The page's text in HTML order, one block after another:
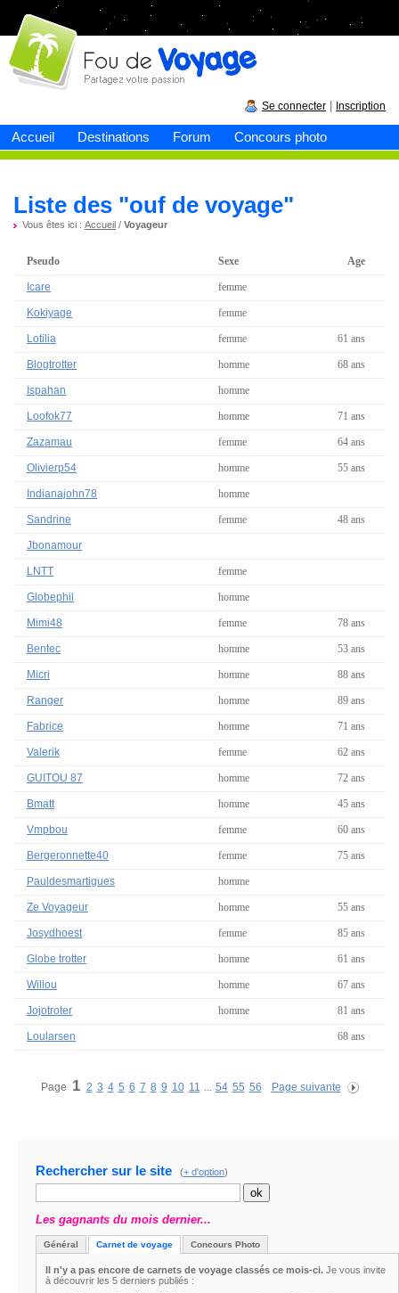
Accueil Destinations Forum Concours photo
Fou devoyage
Se connecter Inscription
Liste des "ouf de voyage"
Vous êtes ici : Accueil / Voyageur
Pseudo Sexe Age
Icare femme
Kokiyage femme
Lotilia femme 61 ans
Blogtrotter homme 68 ans
Ispahan homme
Loofok77 homme 71 ans
Zazamau femme 64 ans
Olivierp54 homme 55 ans
Indianajohn78 homme
Sandrine femme 48 ans
Jbonamour
LNTT femme
Globephil homme
Mimi48 femme 78 ans
Bentec homme 53 ans
Micri homme 88 ans
Ranger homme 89 ans
Fabrice homme 71 ans
Valerik femme 62 ans
GUITOU 87 homme 72 ans
Bmatt homme 45 ans
Vmpbou femme 60 ans
Bergeronnette40 femme 75 ans
Pauldesmartigues homme
Ze Voyageur homme 55 ans
Josydhoest femme 85 ans
Globe trotter homme 61 ans
Willou homme 67 ans
Jojotroter homme 81 ans
Loularsen 68 ans
Page 1 2 3 4 5 6 7 8 9 10 11 ... 54 55 56 Page suivante
Rechercher sur le site (+ d'option)
Les gagnants du mois dernier...
Général Carnet de voyage Concours Photo
Il n'y a pas encore de carnets de voyage classés ce mois-ci. Je vous invite
à découvrir les 5 derniers publiés :